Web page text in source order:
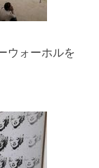
ウォーホルを